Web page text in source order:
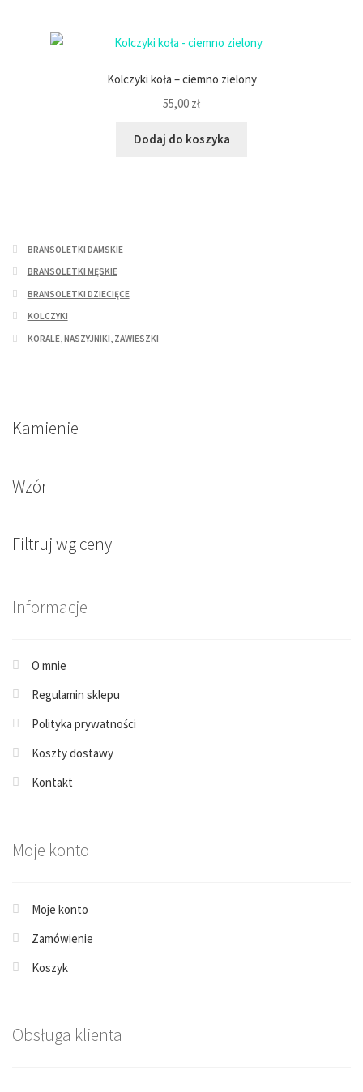
Kolczyki koła – ciemno zielony
55,00 zł
Dodaj do koszyka
BRANSOLETKI DAMSKIE
BRANSOLETKI MĘSKIE
BRANSOLETKI DZIECIĘCE
KOLCZYKI
KORALE, NASZYJNIKI, ZAWIESZKI
Kamienie
Wzór
Filtruj wg ceny
Informacje
O mnie
Regulamin sklepu
Polityka prywatności
Koszty dostawy
Kontakt
Moje konto
Moje konto
Zamówienie
Koszyk
Obsługa klienta